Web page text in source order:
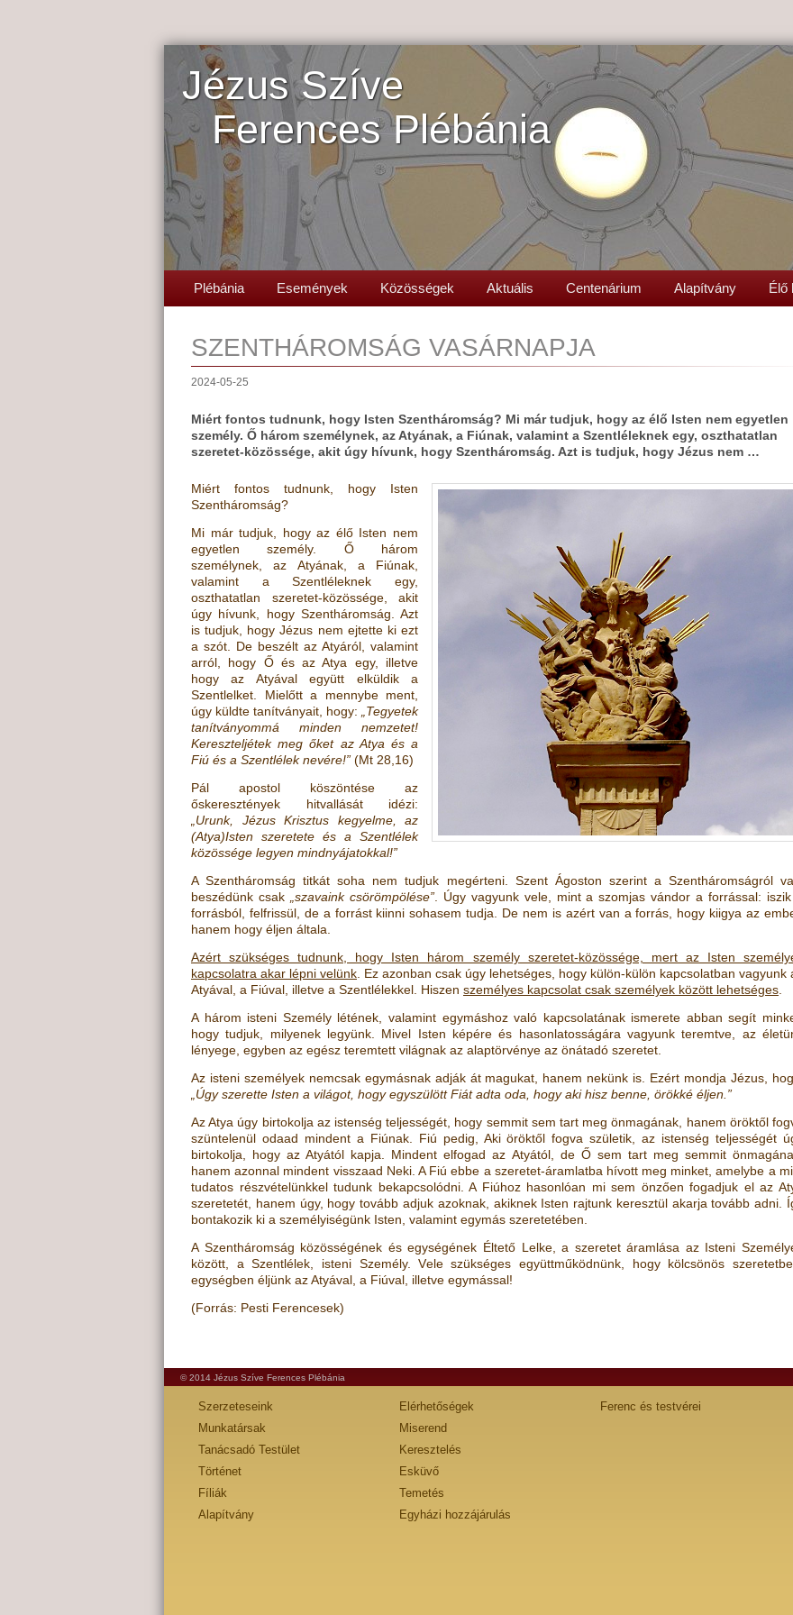
Jézus Szíve
Ferences Plébánia
Plébánia Események Közösségek Aktuális Centenárium Alapítvány Élő
SZENTHÁROMSÁG VASÁRNAPJA
2024-05-25
Miért fontos tudnunk, hogy Isten Szentháromság? Mi már tudjuk, hogy az élő Isten nem egyetlen
személy. Ő három személynek, az Atyának, a Fiúnak, valamint a Szentléleknek egy, oszthatatlan
szeretet-közössége, akit úgy hívunk, hogy Szentháromság. Azt is tudjuk, hogy Jézus nem …
Miért fontos tudnunk, hogy Isten
Szentháromság?
Mi már tudjuk, hogy az élő Isten nem
egyetlen személy. Ő három
személynek, az Atyának, a Fiúnak,
valamint a Szentléleknek egy,
oszthatatlan szeretet-közössége, akit
úgy hívunk, hogy Szentháromság. Azt
is tudjuk, hogy Jézus nem ejtette ki ezt
a szót. De beszélt az Atyáról, valamint
arról, hogy Ő és az Atya egy, illetve
hogy az Atyával együtt elküldik a
Szentlelket. Mielőtt a mennybe ment,
úgy küldte tanítványait, hogy:
„Tegyetek
tanítványommá minden nemzetet!
Kereszteljétek meg őket az Atya és a
Fiú és a Szentlélek nevére!” (Mt 28,16)
Pál apostol köszöntése az
őskeresztények hitvallását idézi:
„Urunk, Jézus Krisztus kegyelme, az
(Atya)Isten szeretete és a Szentlélek
közössége legyen mindnyájatokkal!”
A Szentháromság titkát soha nem tudjuk megérteni. Szent Ágoston szerint a Szentháromságról
beszédünk csak
„szavaink csörömpölése”. Úgy vagyunk vele, mint a szomjas vándor a forrással:
forrásból, felfrissül, de a forrást kiinni sohasem tudja. De nem is azért van a forrás, hogy kiigya az
hanem hogy éljen általa.
Azért szükséges tudnunk, hogy Isten három személy szeretet-közössége, mert az Isten
kapcsolatra akar lépni velünk . Ez azonban csak úgy lehetséges, hogy külön-külön kapcsolatban vagyunk
Atyával, a Fiúval, illetve a Szentlélekkel. Hiszen személyes kapcsolat csak személyek között lehetséges
A három isteni Személy létének, valamint egymáshoz való kapcsolatának ismerete abban segít
hogy tudjuk, milyenek legyünk. Mivel Isten képére és hasonlatosságára vagyunk teremtve, az
lényege, egyben az egész teremtett világnak az alaptörvénye az önátadó szeretet.
Az isteni személyek nemcsak egymásnak adják át magukat, hanem nekünk is. Ezért mondja Jézus,
„Úgy szerette Isten a világot, hogy egyszülött Fiát adta oda, hogy aki hisz benne, örökké éljen.”
Az Atya úgy birtokolja az istenség teljességét, hogy semmit sem tart meg önmagának, hanem öröktől
szüntelenül odaad mindent a Fiúnak. Fiú pedig, Aki öröktől fogva születik, az istenség teljességét
birtokolja, hogy az Atyától kapja. Mindent elfogad az Atyától, de Ő sem tart meg semmit
hanem azonnal mindent visszaad Neki. A Fiú ebbe a szeretet-áramlatba hívott meg minket, amelybe a
tudatos részvételünkkel tudunk bekapcsolódni. A Fiúhoz hasonlóan mi sem önzően fogadjuk el az
szeretetét, hanem úgy, hogy tovább adjuk azoknak, akiknek Isten rajtunk keresztül akarja tovább adni.
bontakozik ki a személyiségünk Isten, valamint egymás szeretetében.
A Szentháromság közösségének és egységének Éltető Lelke, a szeretet áramlása az Isteni
között, a Szentlélek, isteni Személy. Vele szükséges együttműködnünk, hogy kölcsönös
egységben éljünk az Atyával, a Fiúval, illetve egymással!
(Forrás: Pesti Ferencesek)
© 2014 Jézus Szíve Ferences Plébánia
Szerzeteseink
Munkatársak
Tanácsadó Testület
Történet
Fíliák
Alapítvány
Elérhetőségek
Miserend
Keresztelés
Esküvő
Temetés
Egyházi hozzájárulás
Ferenc és testvérei